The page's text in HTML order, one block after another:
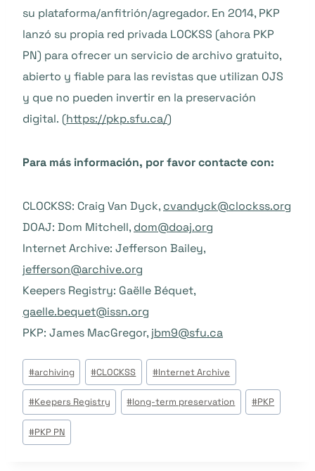
su plataforma/anfitrión/agregador. En 2014, PKP
lanzó su propia red privada LOCKSS (ahora PKP
PN) para ofrecer un servicio de archivo gratuito,
abierto y fiable para las revistas que utilizan OJS
y que no pueden invertir en la preservación
digital. (https://pkp.sfu.ca/)
Para más información, por favor contacte con:
CLOCKSS: Craig Van Dyck, cvandyck@clockss.org
DOAJ: Dom Mitchell, dom@doaj.org
Internet Archive: Jefferson Bailey,
jefferson@archive.org
Keepers Registry: Gaëlle Béquet,
gaelle.bequet@issn.org
PKP: James MacGregor, jbm9@sfu.ca
Post
Tags:
#archiving #CLOCKSS #Internet Archive
#Keepers Registry #long-term preservation #PKP
#PKP PN